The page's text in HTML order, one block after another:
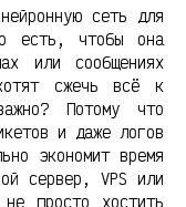
сеть для
есть, чтобы она
или сообщениях
сжечь всё к
Потому что
и даже логов
экономит время
сервер, VPS или
просто хостить